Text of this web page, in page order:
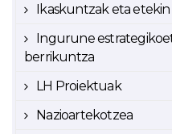
Ikaskuntzak eta etekin
Ingurune
berrikuntza
LH Proiektuak
Nazioartekotzea